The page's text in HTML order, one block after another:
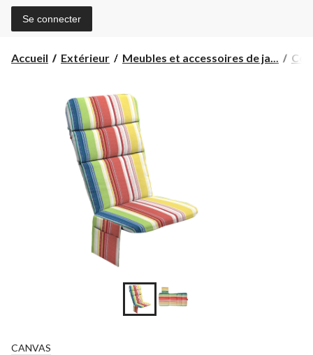
Se connecter
Accueil Extérieur Meubles et accessoires de ja...
CANVAS